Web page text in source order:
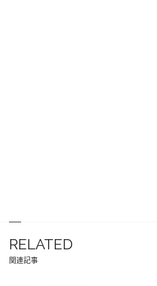
RELATED
関連記事